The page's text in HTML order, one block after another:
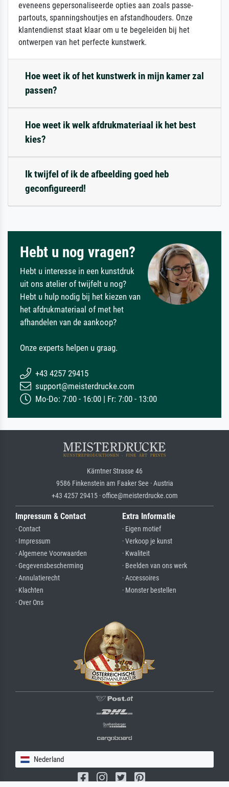
eveneens gepersonaliseerde opties aan zoals passe-
partouts, spanningshoutjes en afstandhouders. Onze
klantendienst staat klaar om u te begeleiden bij het
ontwerpen van het perfecte kunstwerk.
Hoe weet ik of het kunstwerk in mijn kamer zal
passen?
Hoe weet ik welk afdrukmateriaal ik het best
kies?
Ik twijfel of ik de afbeelding goed heb
geconfigureerd!
Hebt u nog vragen?
Hebt u interesse in een kunstdruk
uit ons atelier of twijfelt u nog?
Hebt u hulp nodig bij het kiezen van
het afdrukmateriaal of met het
afhandelen van de aankoop?
Onze experts helpen u graag.
+43 4257 29415
support@meisterdrucke.com
Mo-Do: 7:00 - 16:00 | Fr: 7:00 - 13:00
Kärntner Strasse 46
9586 Finkenstein am Faaker See · Austria
+43 4257 29415 · office@meisterdrucke.com
Impressum & Contact
· Contact
· Impressum
· Algemene Voorwaarden
· Gegevensbescherming
· Annulatierecht
· Klachten
· Over Ons
Extra Informatie
· Eigen motief
· Verkoop je kunst
· Kwaliteit
· Beelden van ons werk
· Accessoires
· Monster bestellen
Nederland